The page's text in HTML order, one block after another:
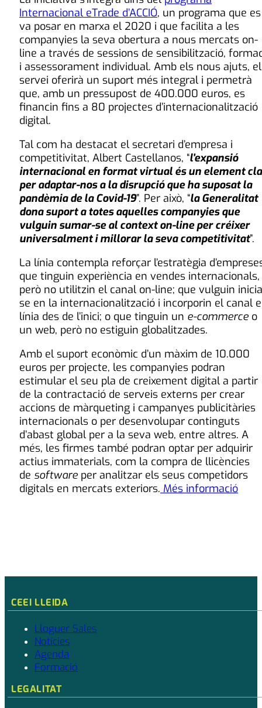
Internacional eTrade d’ACCIÓ, un programa que es
va posar en marxa el 2020 i que facilita a les
companyies la seva obertura a nous mercats on-
line a través de sessions de sensibilització,
i assessorament individual. Amb els nous ajuts, el
servei oferirà un suport més integral i permetrà
que, amb un pressupost de 400.000 euros, es
financin fins a 80 projectes d’internacionalització
digital.
Tal com ha destacat el secretari d’empresa i
competitivitat, Albert Castellanos, “l’expansió
internacional en format virtual és un element
per adaptar-nos a la disrupció que ha suposat la
pandèmia de la Covid-19”. Per això, “la Generalitat
dona suport a totes aquelles companyies que
vulguin sumar-se al context on-line per créixer
universalment i millorar la seva competitivitat”.
La línia contempla reforçar l’estratègia
que tinguin experiència en vendes internacionals,
però no utilitzin el canal on-line; que vulguin
se en la internacionalització i incorporin el canal
línia des de l’inici; o que tinguin un e-commerce o
un web, però no estiguin globalitzades.
Amb el suport econòmic d’un màxim de 10.000
euros per projecte, les companyies podran
estimular el seu pla de creixement digital a partir
de la contractació de serveis externs per crear
accions de màrqueting i campanyes publicitàries
internacionals o per desenvolupar continguts
d’abast global per a la seva web, entre altres. A
més, les firmes també podran optar per adquirir
actius immaterials, com la compra de llicències
de software per analitzar els seus competidors
digitals en mercats exteriors. Més informació
CEEI LLEIDA
Lloguer Sales
Notícies
Agenda
Formació
LEGALITAT